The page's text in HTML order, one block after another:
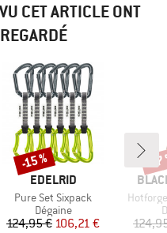
CET ARTICLE ONT
MARQUE
EDELRID
Article
Pure Set Sixpack
Product group
Dégaine
Prix
124,95 €Prix réduit
106,21 €
Remise
-15 %
Article
-